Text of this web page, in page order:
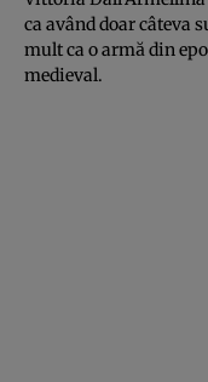
ca având doar câteva
mult ca o armă din
medieval.